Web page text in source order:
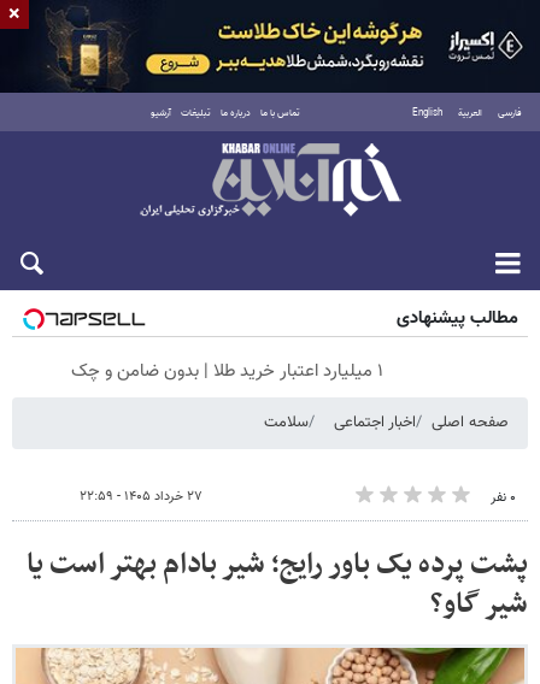
فارسی العربية English تماس با ما درباره ما تبلیغات آرشیو
جمعه ۱۶ مرداد ۱۴۰۵
مطالب پیشنهادی
۱ میلیارد اعتبار خرید طلا | بدون ضامن و چک
صفحه اصلی اخبار اجتماعی سلامت
۰ نفر ۲۷ خرداد ۱۴۰۵ - ۲۲:۵۹
پشت پرده یک باور رایج؛ شیر بادام بهتر است یا
شیر گاو؟
×